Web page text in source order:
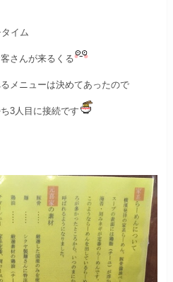
イム
さんが来るくる
メニューは決めてあったので
3人目に接続です